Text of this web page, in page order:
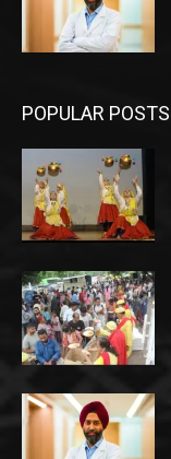
POPULAR POSTS